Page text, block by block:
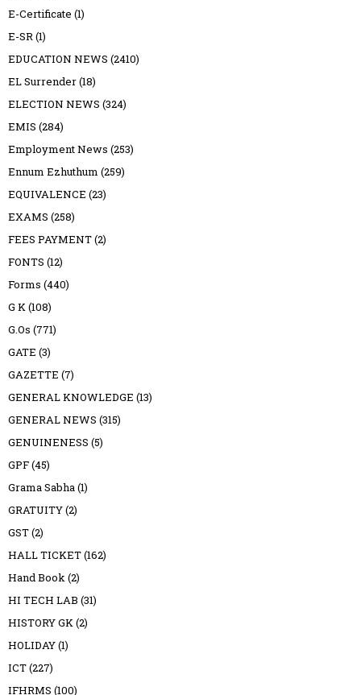
E-Certificate (1)
E-SR(1)
EDUCATION NEWS (2410)
EL Surrender(18)
ELECTION NEWS (324)
EMIS (284)
Employment News (253)
Ennum Ezhuthum (259)
EQUIVALENCE (23)
EXAMS (258)
FEES PAYMENT(2)
FONTS (12)
Forms (440)
G K(108)
G.Os (771)
GATE (3)
GAZETTE (7)
GENERAL KNOWLEDGE (13)
GENERAL NEWS (315)
GENUINENESS (5)
GPF(45)
Grama Sabha(1)
GRATUITY(2)
GST(2)
HALL TICKET(162)
Hand Book(2)
HI TECH LAB (31)
HISTORY GK(2)
HOLIDAY(1)
ICT(227)
IFHRMS (100)